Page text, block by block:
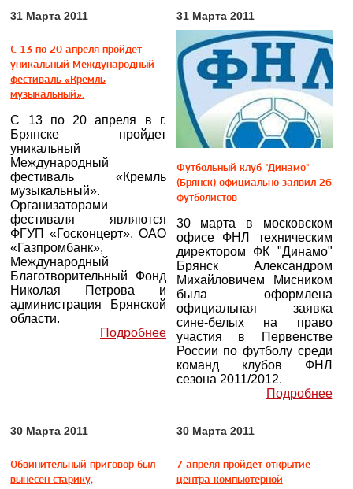
31 Марта 2011
С 13 по 20 апреля пройдет
уникальный Международный
фестиваль «Кремль
музыкальный».
С 13 по 20 апреля в г.
Брянске пройдет
уникальный
Международный
фестиваль «Кремль
музыкальный».
Организаторами
фестиваля являются
ФГУП «Госконцерт», ОАО
«Газпромбанк»,
Международный
Благотворительный Фонд
Николая Петрова и
администрация Брянской
области.
Подробнее
31 Марта 2011
Футбольный клуб "Динамо"
(Брянск) официально заявил 26
футболистов
30 марта в московском
офисе ФНЛ техническим
директором ФК "Динамо"
Брянск Александром
Михайловичем Мисником
была оформлена
официальная заявка
сине-белых на право
участия в Первенстве
России по футболу среди
команд клубов ФНЛ
сезона 2011/2012.
Подробнее
30 Марта 2011
Обвинительный приговор был
вынесен старику,
30 Марта 2011
7 апреля пройдет открытие
центра компьютерной